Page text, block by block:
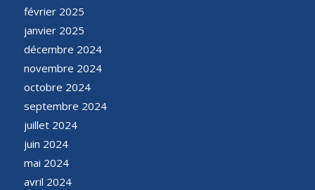
février 2025
janvier 2025
décembre 2024
novembre 2024
octobre 2024
septembre 2024
juillet 2024
juin 2024
mai 2024
avril 2024